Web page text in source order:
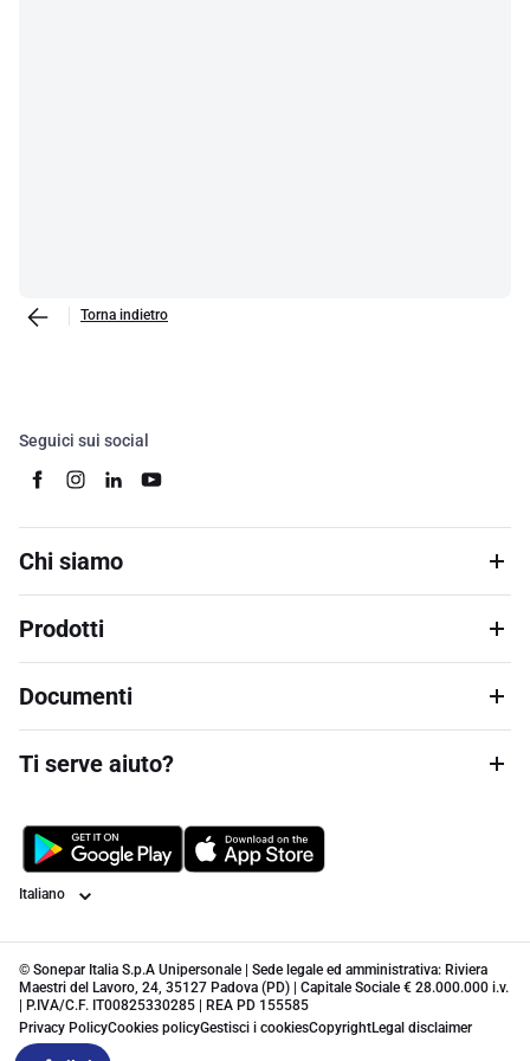
Torna indietro
Seguici sui social
Chi siamo
Prodotti
Documenti
Ti serve aiuto?
Lingua
© Sonepar Italia S.p.A Unipersonale | Sede legale ed amministrativa: Riviera
Maestri del Lavoro, 24, 35127 Padova (PD) | Capitale Sociale € 28.000.000 i.v.
| P.IVA/C.F. IT00825330285 | REA PD 155585
Privacy PolicyCookies policyGestisci i cookiesCopyrightLegal disclaimer